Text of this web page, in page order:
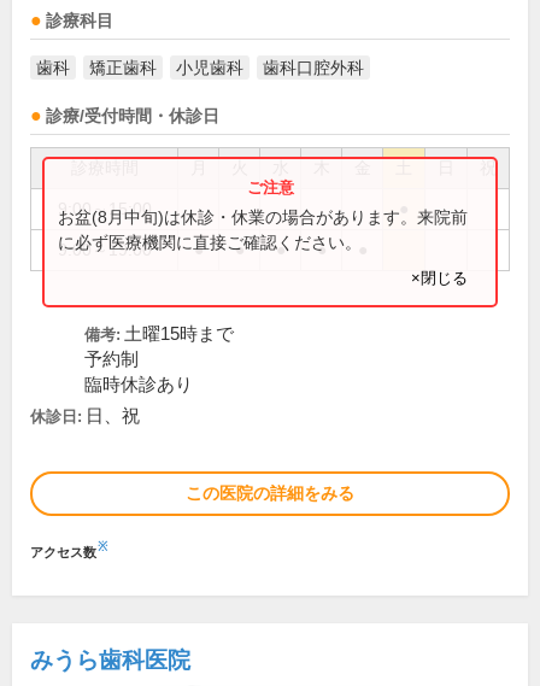
診療科目
歯科 矯正歯科 小児歯科 歯科口腔外科
診療/受付時間・休診日
祝
9:00～15:00
9:00～19:00 ● ● ● ●
お盆(8月中旬)は休診・休業の場合があります。来院前
に必ず医療機関に直接ご確認ください。
×閉じる
備考: 土曜15時まで
予約制
臨時休診あり
休診日: 日、祝
この医院の詳細をみる
アクセス数※
みうら歯科医院